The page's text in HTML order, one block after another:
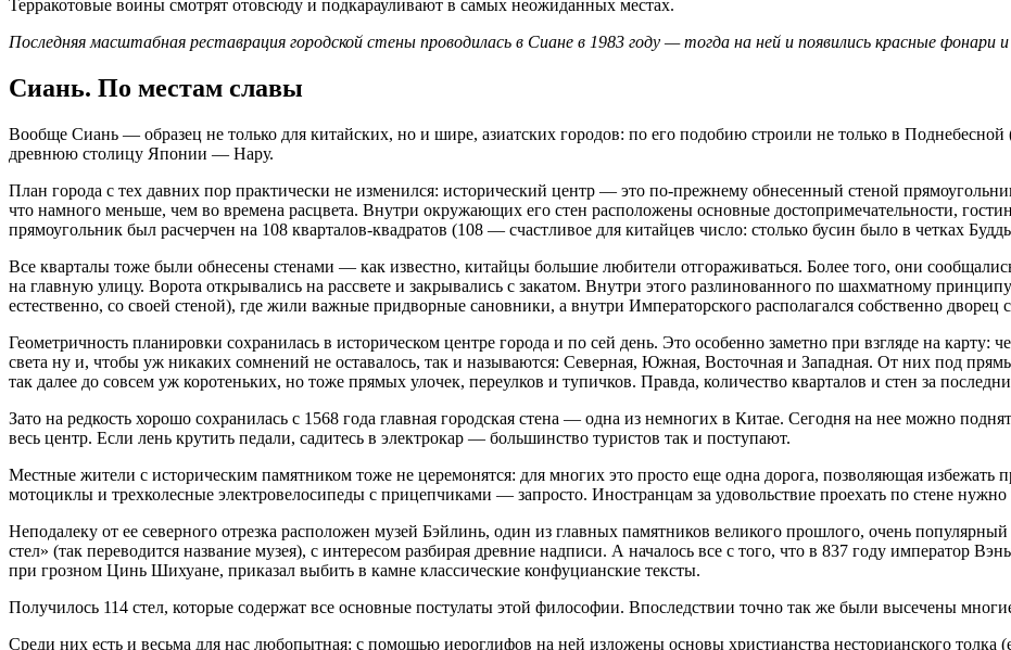
Терракотовые воины смотрят отовсюду и подкарауливают в самых неожиданных местах.
Последняя масштабная реставрация городской стены проводилась в Сиане в 1983 году — тогда на ней и появились красные фонари
Сиань. По местам славы
Вообще Сиань — образец не только для китайских, но и шире, азиатских городов: по его подобию строили не только в
древнюю столицу Японии — Нару.
План города с тех давних пор практически не изменился: исторический центр — это по-прежнему обнесенный стеной
что намного меньше, чем во времена расцвета. Внутри окружающих его стен расположены основные достопримечательности,
прямоугольник был расчерчен на 108 кварталов-квадратов (108 — счастливое для китайцев число: столько бусин было в четках
Все кварталы тоже были обнесены стенами — как известно, китайцы большие любители отгораживаться. Более того, они
на главную улицу. Ворота открывались на рассвете и закрывались с закатом. Внутри этого разлинованного по шахматному
естественно, со своей стеной), где жили важные придворные сановники, а внутри Императорского располагался собственно дворец
Геометричность планировки сохранилась в историческом центре города и по сей день. Это особенно заметно при взгляде на
света ну и, чтобы уж никаких сомнений не оставалось, так и называются: Северная, Южная, Восточная и Западная. От них под
так далее до совсем уж коротеньких, но тоже прямых улочек, переулков и тупичков. Правда, количество кварталов и стен за
Зато на редкость хорошо сохранилась с 1568 года главная городская стена — одна из немногих в Китае. Сегодня на нее можно
весь центр. Если лень крутить педали, садитесь в электрокар — большинство туристов так и поступают.
Местные жители с историческим памятником тоже не церемонятся: для многих это просто еще одна дорога, позволяющая избежать
мотоциклы и трехколесные электровелосипеды с прицепчиками — запросто. Иностранцам за удовольствие проехать по стене
Неподалеку от ее северного отрезка расположен музей Бэйлинь, один из главных памятников великого прошлого, очень
стел» (так переводится название музея), с интересом разбирая древние надписи. А началось все с того, что в 837 году император
при грозном Цинь Шихуане, приказал выбить в камне классические конфуцианские тексты.
Получилось 114 стел, которые содержат все основные постулаты этой философии. Впоследствии точно так же были высечены
Среди них есть и весьма для нас любопытная: с помощью иероглифов на ней изложены основы христианства несторианского толка